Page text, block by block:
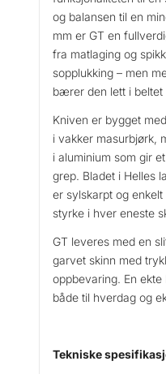
og balansen til en
mm er GT en
fra matlaging og
sopplukking – men
bærer den lett i beltet
Kniven er bygget
i vakker masurbjørk,
i aluminium som gir
grep. Bladet i Helles
er sylskarpt og
styrke i hver eneste
GT leveres med en
garvet skinn med
oppbevaring. En
både til hverdag og
Tekniske